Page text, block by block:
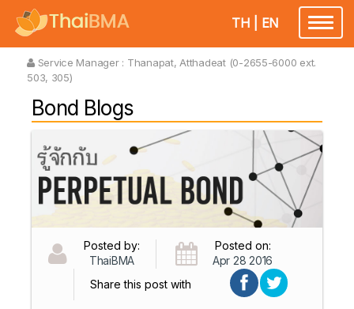
TH EN
Service Manager : Thanapat, Atthadeat (0-2655-6000 ext.
503, 305)
Bond Blogs
Posted by:
ThaiBMA
Posted on:
Apr 28 2016
Share this post with